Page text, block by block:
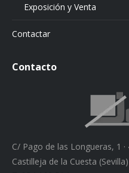
Exposición y Venta
Contactar
Contacto
C/ Pago de las Longueras, 1 ·
Castilleja de la Cuesta (Sevilla)